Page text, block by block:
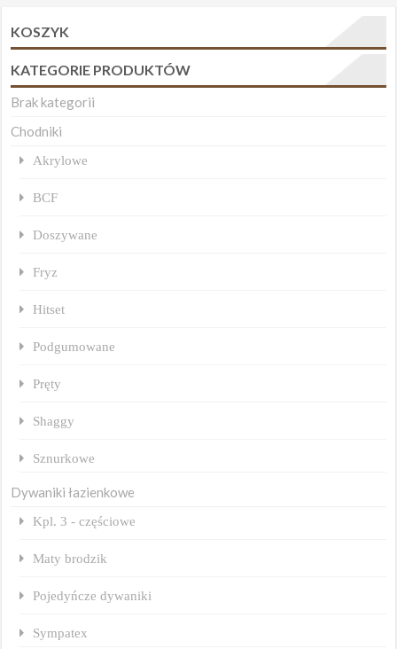
KOSZYK
KATEGORIE PRODUKTÓW
Brak kategorii
Chodniki
Akrylowe
BCF
Doszywane
Fryz
Hitset
Podgumowane
Pręty
Shaggy
Sznurkowe
Dywaniki łazienkowe
Kpl. 3 - częściowe
Maty brodzik
Pojedyńcze dywaniki
Sympatex